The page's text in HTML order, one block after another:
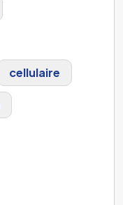
cellulaire